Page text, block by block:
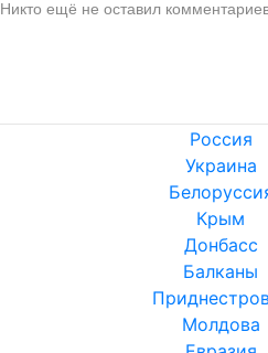
Никто ещё не оставил
Россия
Украина
Крым
Донбасс
Балканы
Молдова